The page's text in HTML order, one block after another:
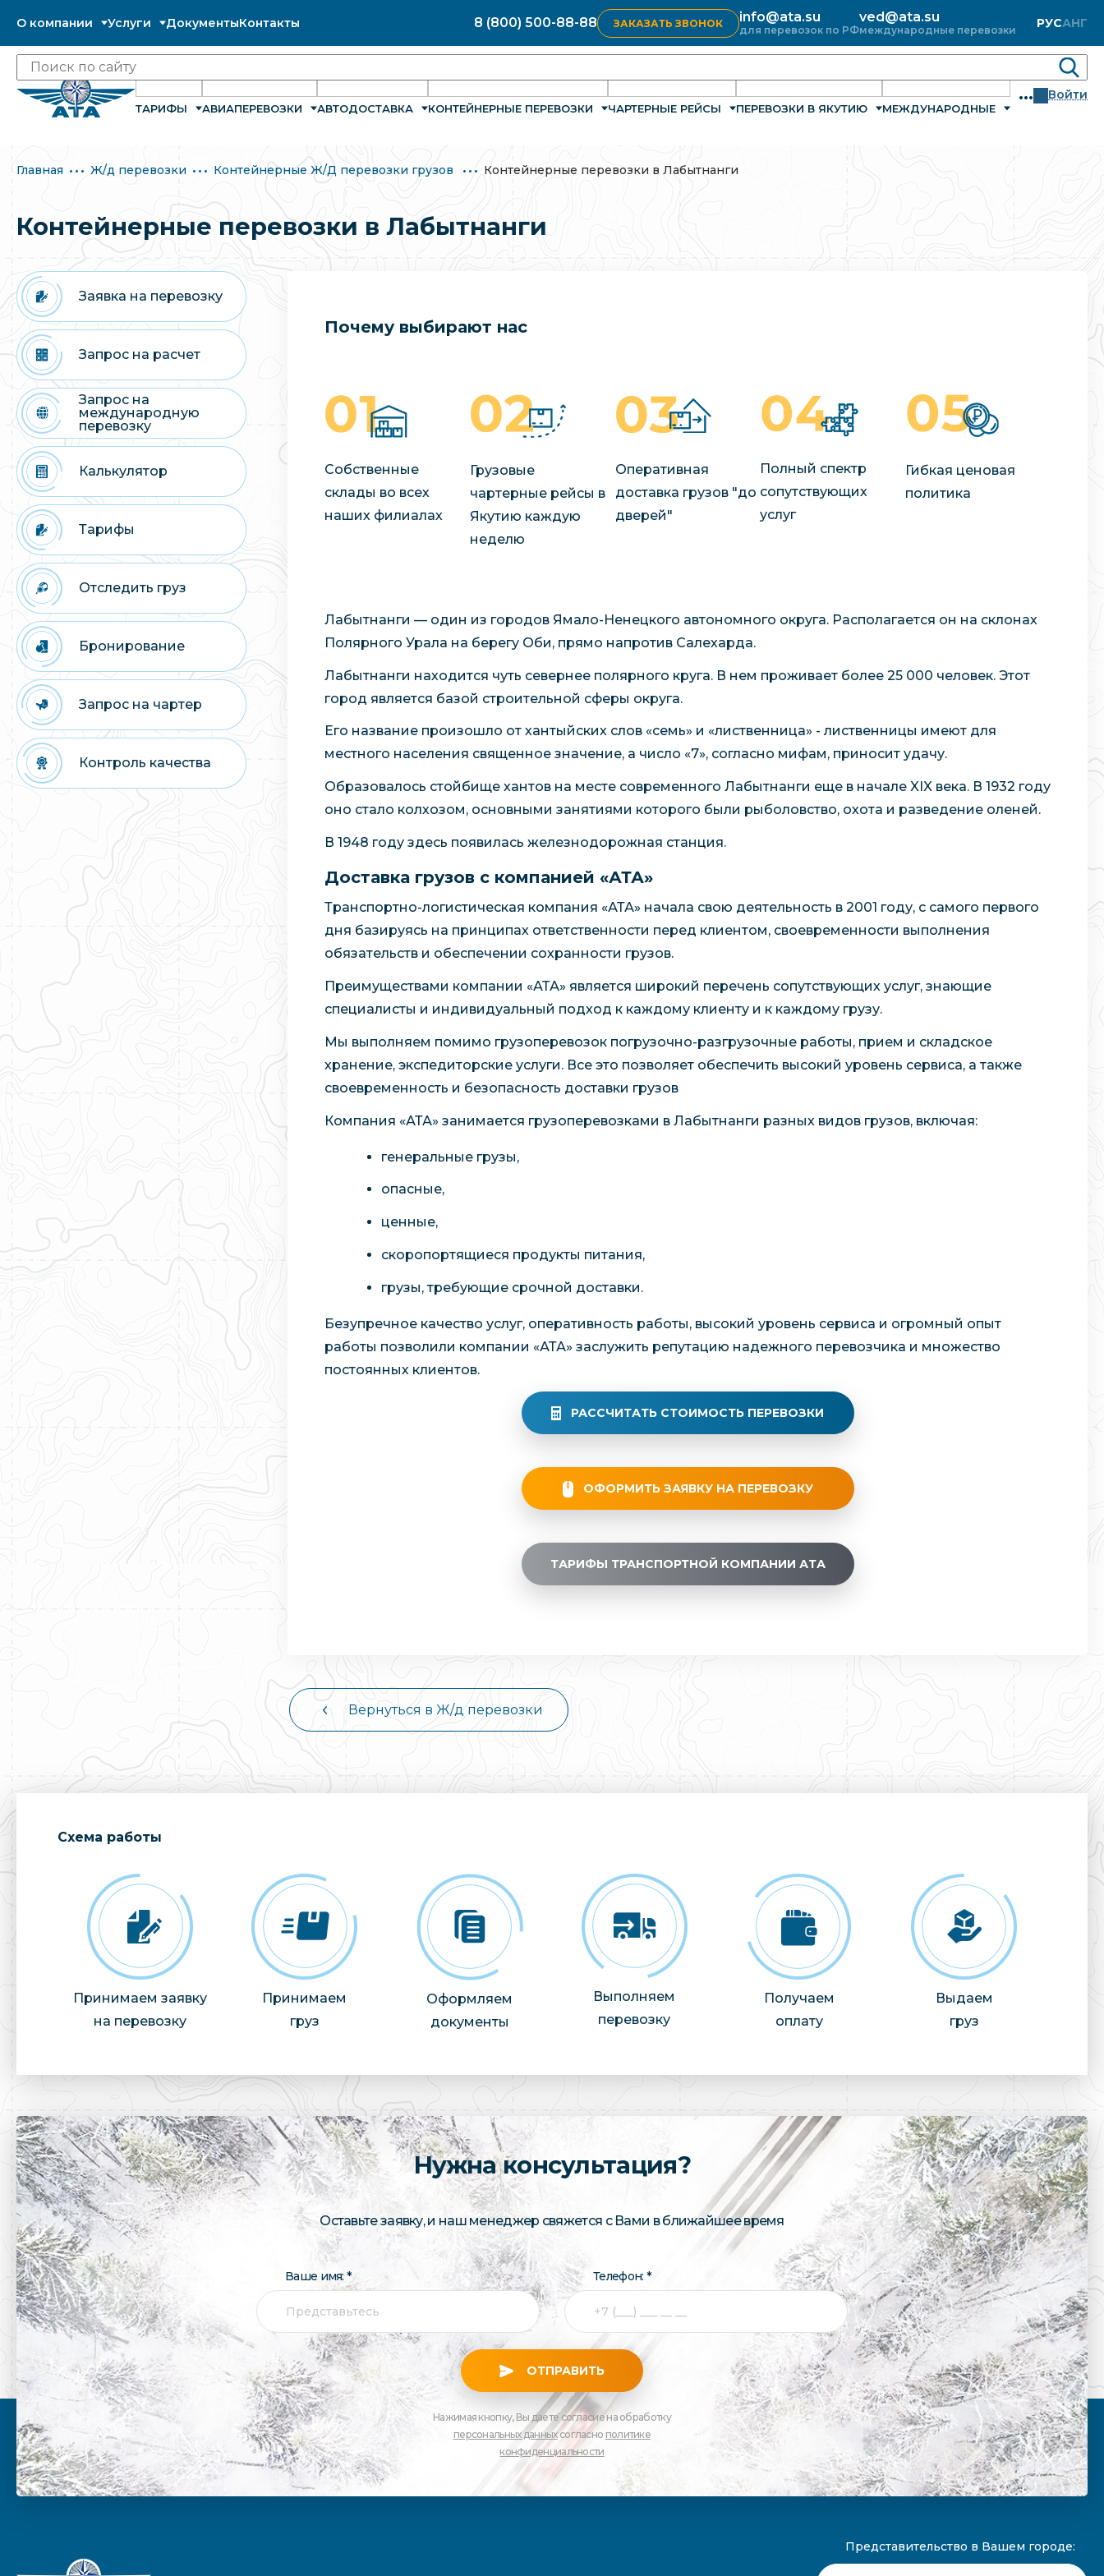
О компании Услуги ДокументыКонтакты 8 (800) 500-88-88 ЗАКАЗАТЬ ЗВОНОК info@ata.su
для перевозок по РФ
ved@ata.su
международные перевозки РУСАНГ
ТАРИФЫ АВИАПЕРЕВОЗКИ АВТОДОСТАВКА КОНТЕЙНЕРНЫЕ ПЕРЕВОЗКИ ЧАРТЕРНЫЕ РЕЙСЫ ПЕРЕВОЗКИ В ЯКУТИЮ МЕЖДУНАРОДНЫЕ
... Войти
Главная Ж/д перевозки Контейнерные Ж/Д перевозки грузов Контейнерные перевозки в Лабытнанги
Контейнерные перевозки в Лабытнанги
Заявка на перевозку
Запрос на расчет
Запрос на
международную
перевозку
Калькулятор
Тарифы
Отследить груз
Бронирование
Запрос на чартер
Контроль качества
Почему выбирают нас
Собственные
склады во всех
наших филиалах
Грузовые
чартерные рейсы в
Якутию каждую
неделю
Оперативная
доставка грузов "до
дверей"
Полный спектр
сопутствующих
услуг
Гибкая ценовая
политика
Лабытнанги — один из городов Ямало-Ненецкого автономного округа. Располагается он на склонах
Полярного Урала на берегу Оби, прямо напротив Салехарда.
Лабытнанги находится чуть севернее полярного круга. В нем проживает более 25 000 человек. Этот
город является базой строительной сферы округа.
Его название произошло от хантыйских слов «семь» и «лиственница» - лиственницы имеют для
местного населения священное значение, а число «7», согласно мифам, приносит удачу.
Образовалось стойбище хантов на месте современного Лабытнанги еще в начале XIX века. В 1932 году
оно стало колхозом, основными занятиями которого были рыболовство, охота и разведение оленей.
В 1948 году здесь появилась железнодорожная станция.
Доставка грузов с компанией «АТА»
Транспортно-логистическая компания «АТА» начала свою деятельность в 2001 году, с самого первого
дня базируясь на принципах ответственности перед клиентом, своевременности выполнения
обязательств и обеспечении сохранности грузов.
Преимуществами компании «АТА» является широкий перечень сопутствующих услуг, знающие
специалисты и индивидуальный подход к каждому клиенту и к каждому грузу.
Мы выполняем помимо грузоперевозок погрузочно-разгрузочные работы, прием и складское
хранение, экспедиторские услуги. Все это позволяет обеспечить высокий уровень сервиса, а также
своевременность и безопасность доставки грузов
Компания «АТА» занимается грузоперевозками в Лабытнанги разных видов грузов, включая:
генеральные грузы,
опасные,
ценные,
скоропортящиеся продукты питания,
грузы, требующие срочной доставки.
Безупречное качество услуг, оперативность работы, высокий уровень сервиса и огромный опыт
работы позволили компании «АТА» заслужить репутацию надежного перевозчика и множество
постоянных клиентов.
РАССЧИТАТЬ СТОИМОСТЬ ПЕРЕВОЗКИ
ОФОРМИТЬ ЗАЯВКУ НА ПЕРЕВОЗКУ
ТАРИФЫ ТРАНСПОРТНОЙ КОМПАНИИ АТА
Вернуться в Ж/д перевозки
Cхема работы
Принимаем заявку
на перевозку
Принимаем
груз
Оформляем
документы
Выполняем
перевозку
Получаем
оплату
Выдаем
груз
Нужна консультация?
Оставьте заявку, и наш менеджер свяжется с Вами в ближайшее время
Ваше имя: * Телефон: *
ОТПРАВИТЬ
Нажимая кнопку, Вы даете согласие на обработку
персональных данныхсогласно политике
конфиденциальности
Представительство в Вашем городе: